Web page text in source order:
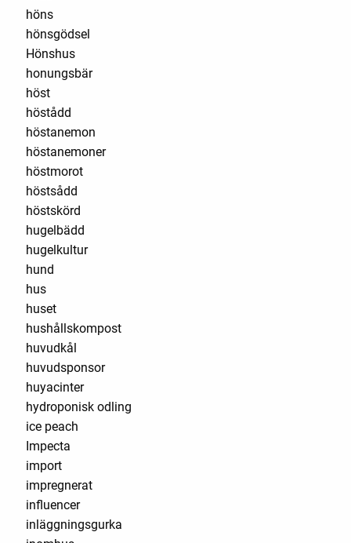
höns
hönsgödsel
Hönshus
honungsbär
höst
höstådd
höstanemon
höstanemoner
höstmorot
höstsådd
höstskörd
hugelbädd
hugelkultur
hund
hus
huset
hushållskompost
huvudkål
huvudsponsor
huyacinter
hydroponisk odling
ice peach
Impecta
import
impregnerat
influencer
inläggningsgurka